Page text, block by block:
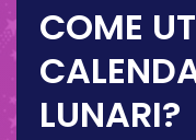
COME
LUNARI?